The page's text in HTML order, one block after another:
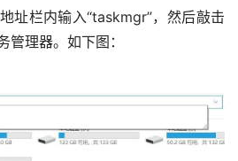
址栏内输入“taskmgr”，然后敲击
管理器。如下图：